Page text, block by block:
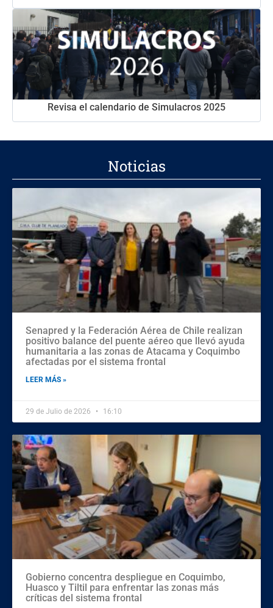
Revisa el calendario de Simulacros 2025
Noticias
Senapred y la Federación Aérea de Chile realizan
positivo balance del puente aéreo que llevó ayuda
humanitaria a las zonas de Atacama y Coquimbo
afectadas por el sistema frontal
LEER MÁS »
29 de Julio de 2026 16:10
Gobierno concentra despliegue en Coquimbo,
Huasco y Tiltil para enfrentar las zonas más
críticas del sistema frontal